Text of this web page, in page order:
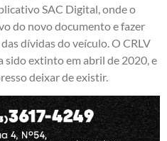
SAC Digital, onde o
do novo documento e fazer
dívidas do veículo. O CRLV
sido extinto em abril de 2020, e
deixar de existir.